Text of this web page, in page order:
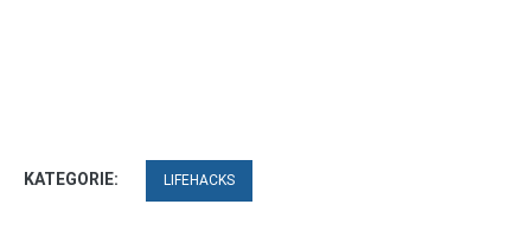
KATEGORIE: LIFEHACKS